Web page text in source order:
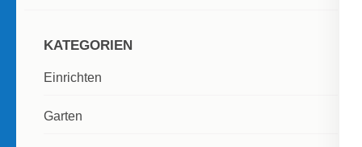
KATEGORIEN
Einrichten
Garten